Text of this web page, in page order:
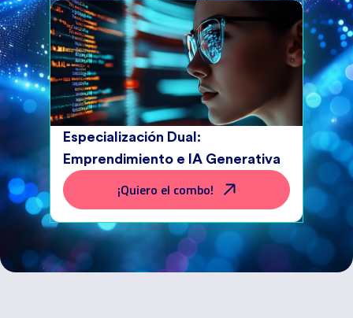
Especialización Dual:
Emprendimiento e IA Generativa
¡Quiero el combo!